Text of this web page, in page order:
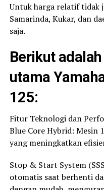
Untuk harga relatif tidak
Samarinda, Kukar, dan
saja.
Berikut
utama
125:
Fitur Teknologi dan
Blue Core Hybrid: Mesin
yang meningkatkan
Stop & Start System
otomatis saat berhenti